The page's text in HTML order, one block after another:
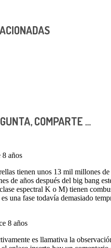
COMPARTE ...